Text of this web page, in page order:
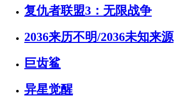
复仇者联盟3：无限战争
2036来历不明/2036未知来源
巨齿鲨
异星觉醒